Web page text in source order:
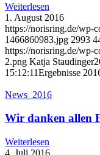
Weiterlesen
1. August 2016
https://norisring.de/wp-
1466860983.jpg 2993
https://norisring.de/wp-
2.png Katja Staudinger
15:12:11Ergebnisse
News_2016
Wir danken allen
Weiterlesen
4. Juli 2016